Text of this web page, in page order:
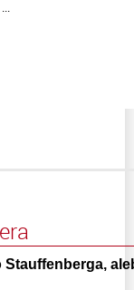
Stauffenberga,